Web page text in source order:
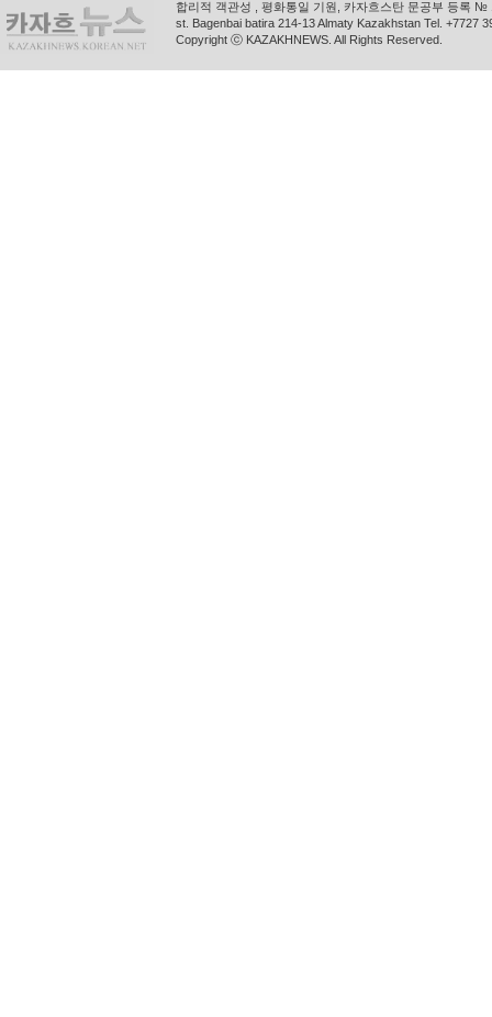
합리적 객관성 , 평화통일 기원, 카자흐스탄 문공부 등록
st. Bagenbai batira 214-13 Almaty Kazakhstan Tel. +7727
Copyright ⓒ KAZAKHNEWS. All Rights Reserved.